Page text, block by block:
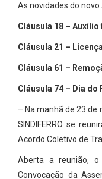
As novidades do
Cláusula 18 – Auxílio
Cláusula 21 –
Cláusula 61 –
Cláusula 74 – Dia
– Na manhã de 23 de
SINDIFERRO se
Acordo Coletivo de
Aberta a reunião, o
Convocação da